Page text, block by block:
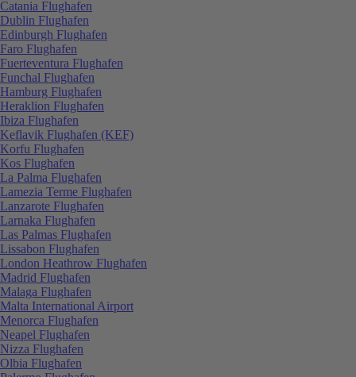
Catania Flughafen
Dublin Flughafen
Edinburgh Flughafen
Faro Flughafen
Fuerteventura Flughafen
Funchal Flughafen
Hamburg Flughafen
Heraklion Flughafen
Ibiza Flughafen
Keflavik Flughafen (KEF)
Korfu Flughafen
Kos Flughafen
La Palma Flughafen
Lamezia Terme Flughafen
Lanzarote Flughafen
Larnaka Flughafen
Las Palmas Flughafen
Lissabon Flughafen
London Heathrow Flughafen
Madrid Flughafen
Malaga Flughafen
Malta International Airport
Menorca Flughafen
Neapel Flughafen
Nizza Flughafen
Olbia Flughafen